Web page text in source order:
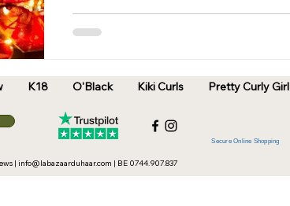
K18 O'Black Kiki Curls Pretty Curly Girl
Secure Online Shopping
| info@labazaarduhaar.com | BE 0744.907.837